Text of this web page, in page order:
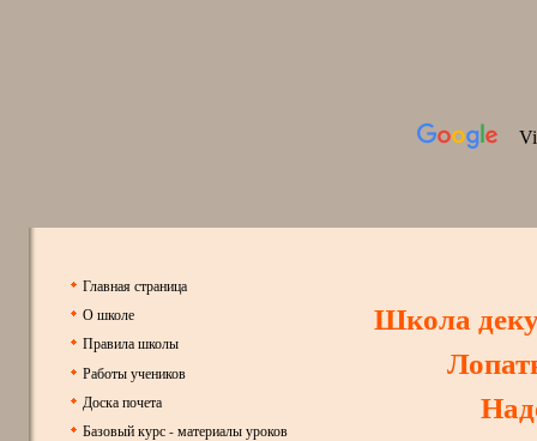
Главная страница
О школе
Правила школы
Работы учеников
Доска почета
Базовый курс - материалы уроков
Школа